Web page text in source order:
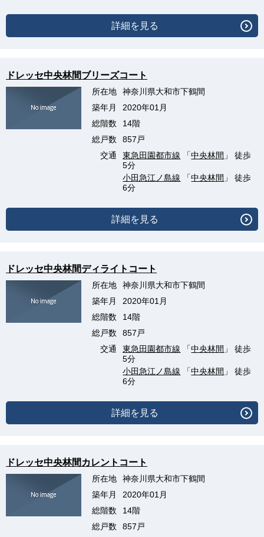
詳細を見る
ドレッセ中央林間ブリーズコート
所在地
神奈川県大和市下鶴間
築年月
2020年01月
総階数
14階
総戸数
857戸
交通
東急田園都市線 「中央林間 」 徒歩
5分
小田急江ノ島線 「中央林間 」 徒歩
6分
詳細を見る
ドレッセ中央林間ディライトコート
所在地
神奈川県大和市下鶴間
築年月
2020年01月
総階数
14階
総戸数
857戸
交通
東急田園都市線 「中央林間 」 徒歩
5分
小田急江ノ島線 「中央林間 」 徒歩
6分
詳細を見る
ドレッセ中央林間カレントコート
所在地
神奈川県大和市下鶴間
築年月
2020年01月
総階数
14階
総戸数
857戸